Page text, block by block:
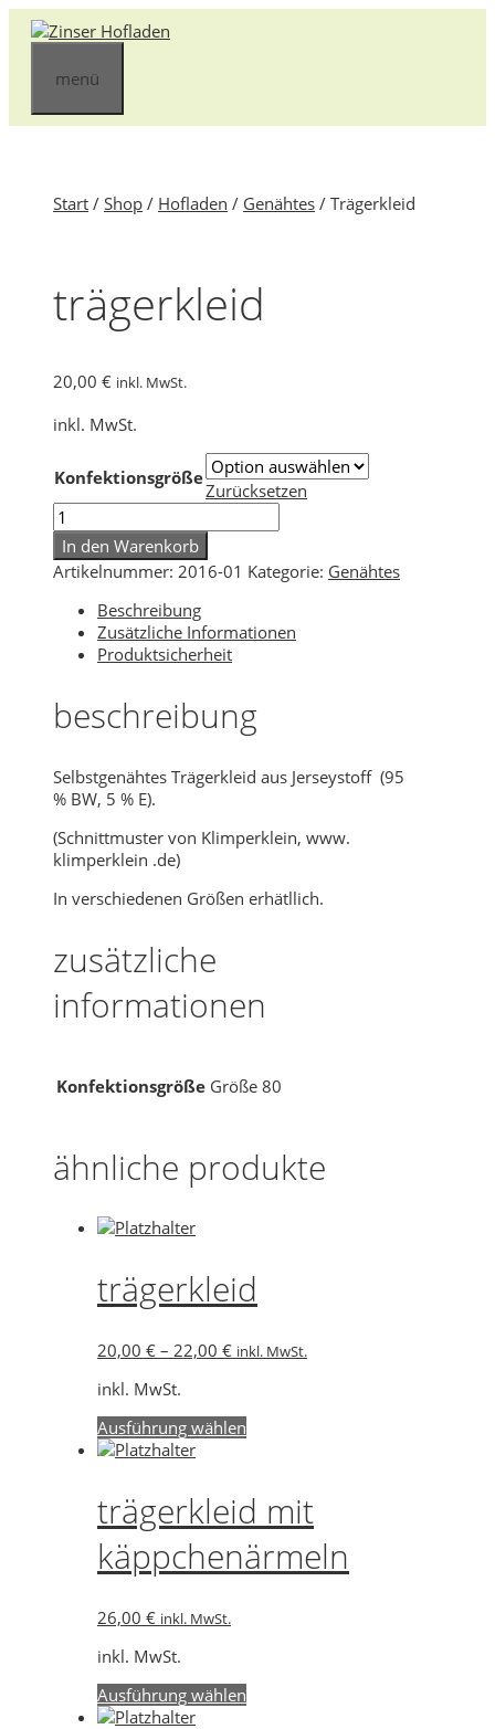
Zum
Inhalt
menü
Start / Shop / Hofladen / Genähtes / Trägerkleid
trägerkleid
20,00 € inkl. MwSt.
inkl. MwSt.
Konfektionsgröße
Zurücksetzen
Trägerkleid
Menge
In den Warenkorb
Artikelnummer: 2016-01 Kategorie: Genähtes
Beschreibung
Zusätzliche Informationen
Produktsicherheit
beschreibung
Selbstgenähtes Trägerkleid aus Jerseystoff (95
% BW, 5 % E).
(Schnittmuster von Klimperklein, www.
klimperklein .de)
In verschiedenen Größen erhätllich.
zusätzliche
informationen
Konfektionsgröße Größe 80
ähnliche produkte
trägerkleid
20,00 € – 22,00 € inkl. MwSt.
inkl. MwSt.
Ausführung wählen
mehrere
Varianten
Die
Optionen
trägerkleid mit
käppchenärmeln
26,00 € inkl. MwSt.
inkl. MwSt.
Ausführung wählen